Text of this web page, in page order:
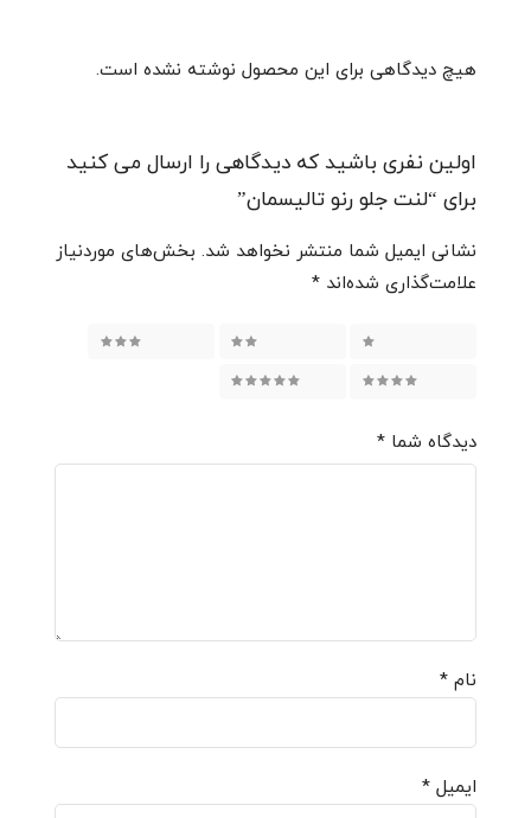
هیچ دیدگاهی برای این محصول نوشته نشده است.
اولین نفری باشید که دیدگاهی را ارسال می کنید
برای “لنت جلو رنو تالیسمان”
نشانی ایمیل شما منتشر نخواهد شد. بخش‌های موردنیاز
علامت‌گذاری شده‌اند *
دیدگاه شما *
نام *
ایمیل *